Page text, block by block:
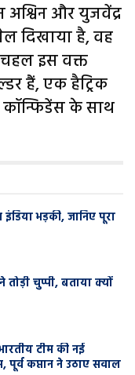
अश्विन और युजवेंद्र
दिखाया है, वह
चहल इस वक्त
हैं, एक हैट्रिक
के साथ
भड़की, जानिए पूरा
तोड़ी चुप्पी, बताया क्यों
टीम की नई
पूर्व कप्तान ने उठाए सवाल